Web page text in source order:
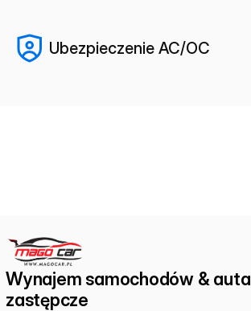
Ubezpieczenie AC/OC
Wynajem samochodów & auta
zastępcze